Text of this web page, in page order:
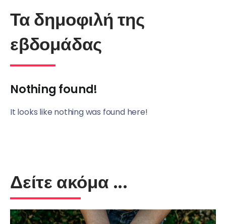
Τα δημοφιλή της
εβδομάδας
Nothing found!
It looks like nothing was found here!
Δείτε ακόμα ...